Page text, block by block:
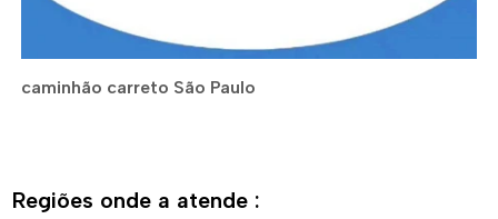
caminhão carreto São Paulo
Regiões onde a atende :